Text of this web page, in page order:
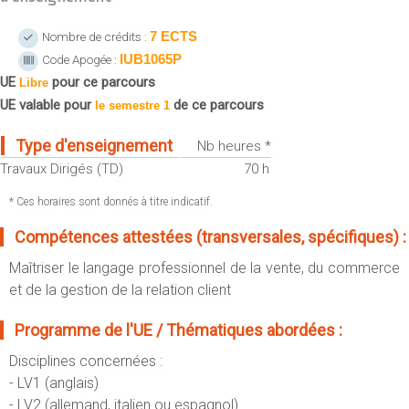
Sportives)
UFR FS (Chimie, Mathématique, Physique)
UFR Biosciences (Biologie, Biochimie)
GEP (Génie Electrique des Procédés - Département composante)
Informatique (Département Composante)
Mécanique (Département composante)
OUTILS
Intranet des personnels
Moodle
Emploi du temps
Messagerie
de Compétences
Fermer
Nombre de crédits : 7 ECTS
Code Apogée : IUB1065P
UE Libre pour ce parcours
UE valable pour le semestre 1 de ce parcours
Type d'enseignement
Nb heures *
Travaux Dirigés (TD)
70 h
* Ces horaires sont donnés à titre indicatif.
Compétences attestées (transversales, spécifiques) :
Maîtriser le langage professionnel de la vente, du commerce
et de la gestion de la relation client
Programme de l'UE / Thématiques abordées :
Disciplines concernées :
- LV1 (anglais)
- LV2 (allemand, italien ou espagnol)